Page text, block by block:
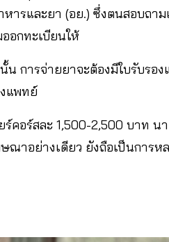
รและยา (อย.) ซึ่งตนสอบถาม
อกทะเบียนให้
การจ่ายยาจะต้องมีใบรับรอง
แพทย์
คอร์สละ 1,500-2,500 บาท น
ณาอย่างเดียว ยังถือเป็นการห